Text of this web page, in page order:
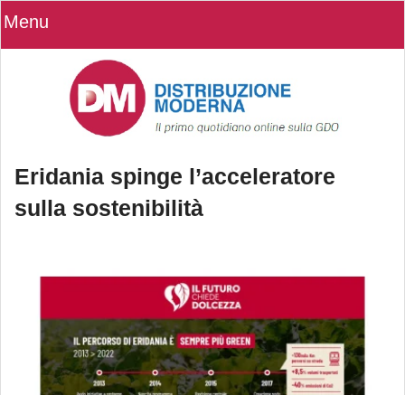
Menu
Eridania spinge l’acceleratore
sulla sostenibilità